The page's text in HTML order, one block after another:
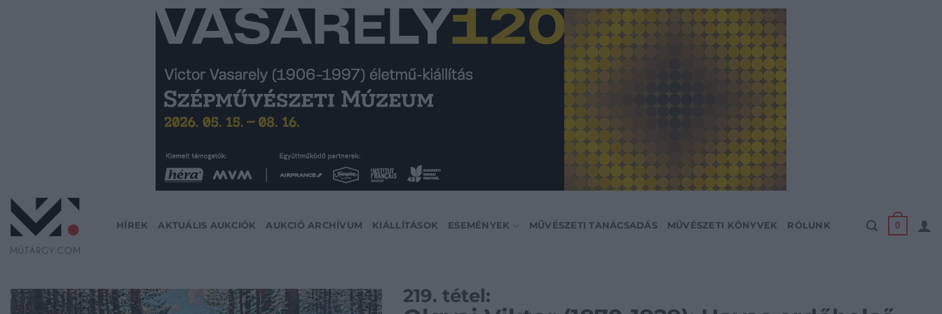
HÍREK AKTUÁLIS AUKCIÓK AUKCIÓ ARCHÍVUM KIÁLLÍTÁSOK ESEMÉNYEK MŰVÉSZETI TANÁCSADÁS MŰVÉSZETI KÖNYVEK RÓLUNK 0
219. tétel: